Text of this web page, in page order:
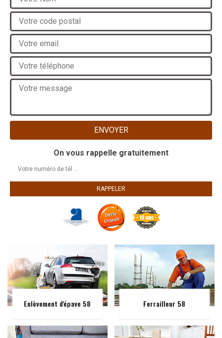
On vous rappelle gratuitement
Enlèvement d'épave 58 Ferrailleur 58